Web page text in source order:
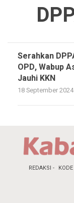
Serahkan
OPD, Wabup
Jauhi KKN
18 September
REDAKSI